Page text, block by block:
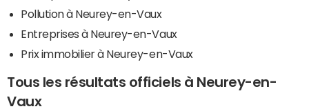
Pollution à Neurey-en-Vaux
Entreprises à Neurey-en-Vaux
Prix immobilier à Neurey-en-Vaux
Tous les résultats officiels à Neurey-en-
Vaux